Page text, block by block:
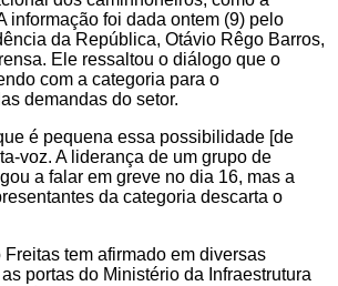
informação foi dada ontem (9) pelo
da República, Otávio Rêgo Barros,
Ele ressaltou o diálogo que o
com a categoria para o
demandas do setor.
é pequena essa possibilidade [de
voz. A liderança de um grupo de
a falar em greve no dia 16, mas a
da categoria descarta o
Freitas tem afirmado em diversas
portas do Ministério da Infraestrutura